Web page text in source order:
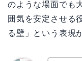
のような場面でも
囲気を安定させる
る壁」という表現